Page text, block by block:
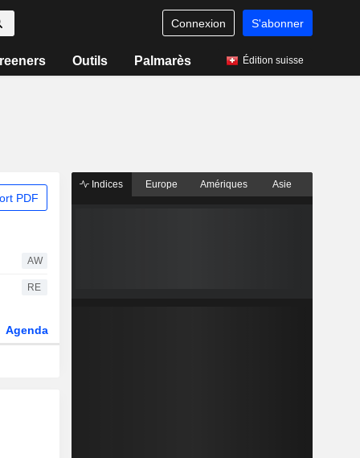
Connexion S'abonner
Outils Palmarès Édition suisse
PDF
AW
RE
Agenda
Indices Europe Amériques Asie